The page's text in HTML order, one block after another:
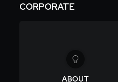
CORPORATE
ABOUT